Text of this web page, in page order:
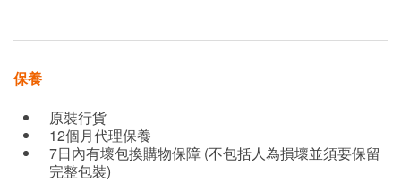
保養
原裝行貨
12個月代理保養
7日內有壞包換購物保障 (不包括人為損壞並須要保留
完整包裝)